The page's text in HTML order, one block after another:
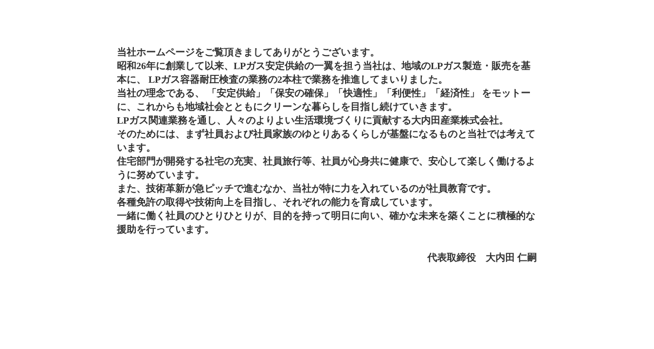
当社ホームページをご覧頂きましてありがとうございます。
昭和26年に創業して以来、LPガス安定供給の一翼を担う当社は、地域のLPガス製造・販売を基
本に、 LPガス容器耐圧検査の業務の2本柱で業務を推進してまいりました。
当社の理念である、 「安定供給」「保安の確保」「快適性」「利便性」「経済性」 をモットー
に、これからも地域社会とともにクリーンな暮らしを目指し続けていきます。
LPガス関連業務を通し、人々のよりよい生活環境づくりに貢献する大内田産業株式会社。
そのためには、まず社員および社員家族のゆとりあるくらしが基盤になるものと当社では考えて
います。
住宅部門が開発する社宅の充実、社員旅行等、社員が心身共に健康で、安心して楽しく働けるよ
うに努めています。
また、技術革新が急ピッチで進むなか、当社が特に力を入れているのが社員教育です。
各種免許の取得や技術向上を目指し、それぞれの能力を育成しています。
一緒に働く社員のひとりひとりが、目的を持って明日に向い、確かな未来を築くことに積極的な
援助を行っています。
代表取締役 大内田 仁嗣